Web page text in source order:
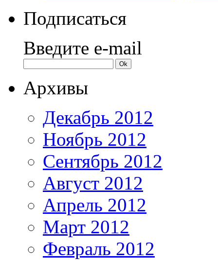
Подписаться
Введите e-mail
Архивы
Декабрь 2012
Ноябрь 2012
Сентябрь 2012
Август 2012
Апрель 2012
Март 2012
Февраль 2012